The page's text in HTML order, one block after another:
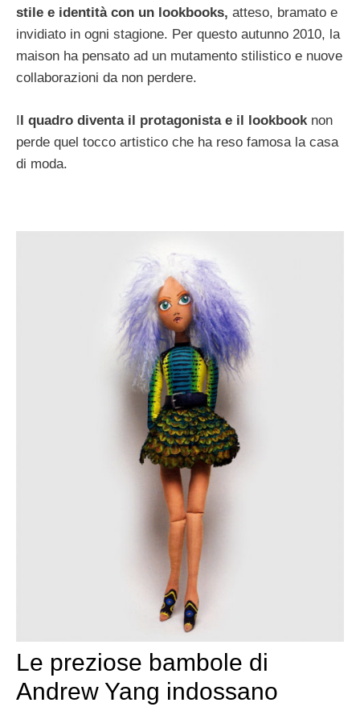
stile e identità con un lookbooks, atteso, bramato e
invidiato in ogni stagione. Per questo autunno 2010, la
maison ha pensato ad un mutamento stilistico e nuove
collaborazioni da non perdere.
Il quadro diventa il protagonista e il lookbook non
perde quel tocco artistico che ha reso famosa la casa
di moda.
Le preziose bambole di
Andrew Yang indossano